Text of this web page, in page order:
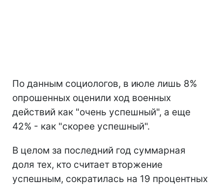
По данным социологов, в июле лишь 8%
опрошенных оценили ход военных
действий как "очень успешный", а еще
42% - как "скорее успешный".
В целом за последний год суммарная
доля тех, кто считает вторжение
успешным, сократилась на 19 процентных